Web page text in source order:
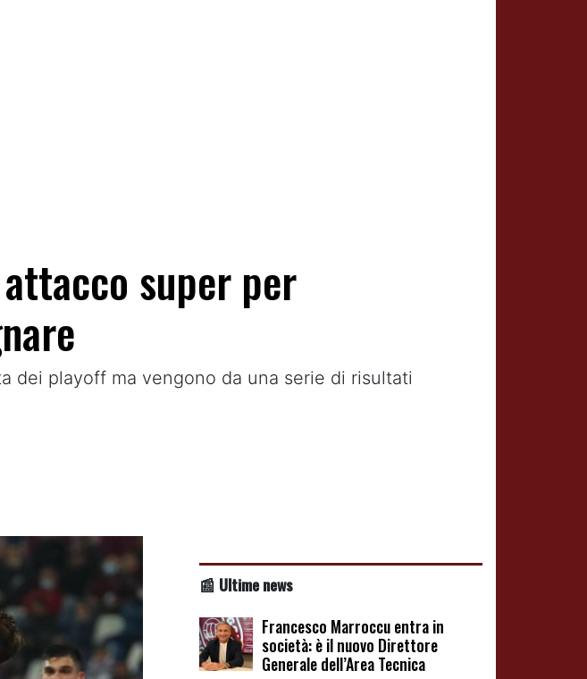
super per
dei playoff ma vengono da una serie di risultati
📰 Ultime news
Francesco Marroccu entra in
società: è il nuovo Direttore
Generale dell’Area Tecnica